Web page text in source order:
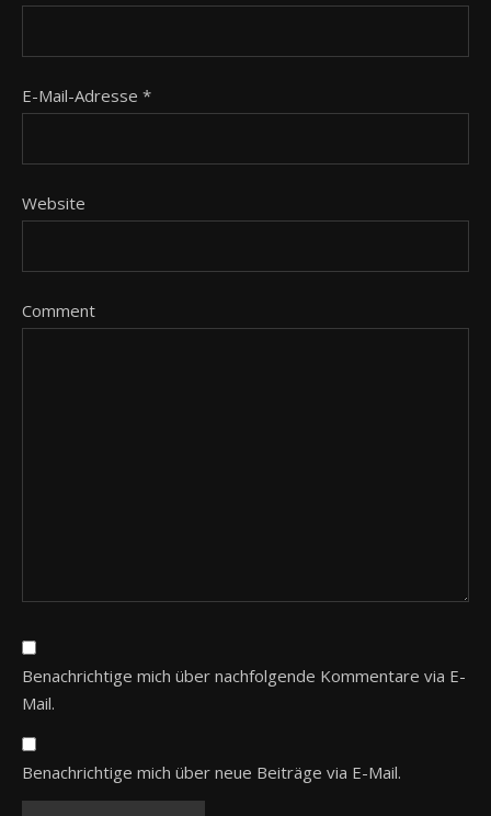
E-Mail-Adresse *
Website
Comment
Benachrichtige mich über nachfolgende Kommentare via E-
Mail.
Benachrichtige mich über neue Beiträge via E-Mail.